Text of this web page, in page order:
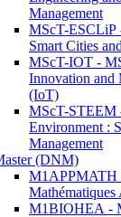
Management
MScT-ESCLiP
Smart Cities
MScT-IOT -
Innovation and
(IoT)
MScT-STEEM
Environment :
Management
(DNM)
M1APPMATH
Mathématiques
M1BIOHEA -